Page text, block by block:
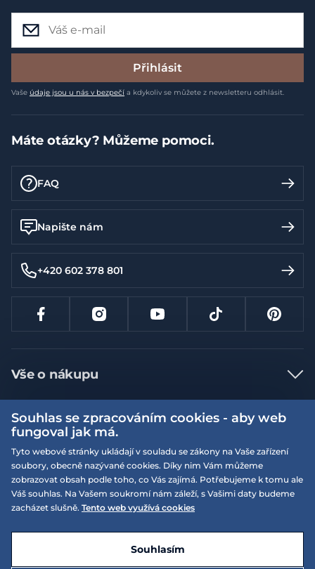
Přihlásit
Vaše údaje jsou u nás v bezpečí a kdykoliv se můžete z newsletteru odhlásit.
Máte otázky? Můžeme pomoci.
FAQ
Napište nám
+420 602 378 801
Vše o nákupu
Jak nakupovat
Nejčastější dotazy
Doprava a platba
Vrácení a výměna zboží
Reklamace
Více informací
Obchodní podmínky
Podmínky EQS věrnostního klubu
On-line katalogy
Naše prodejny
EQS Rudná
Souhlas se zpracováním cookies - aby web
fungoval jak má.
Tyto webové stránky ukládají v souladu se zákony na Vaše zařízení
soubory, obecně nazývané cookies. Díky nim Vám můžeme
zobrazovat obsah podle toho, co Vás zajímá. Potřebujeme k tomu ale
Váš souhlas. Na Vašem soukromí nám záleží, s Vašimi daty budeme
zacházet slušně. Tento web využívá cookies
Souhlasím